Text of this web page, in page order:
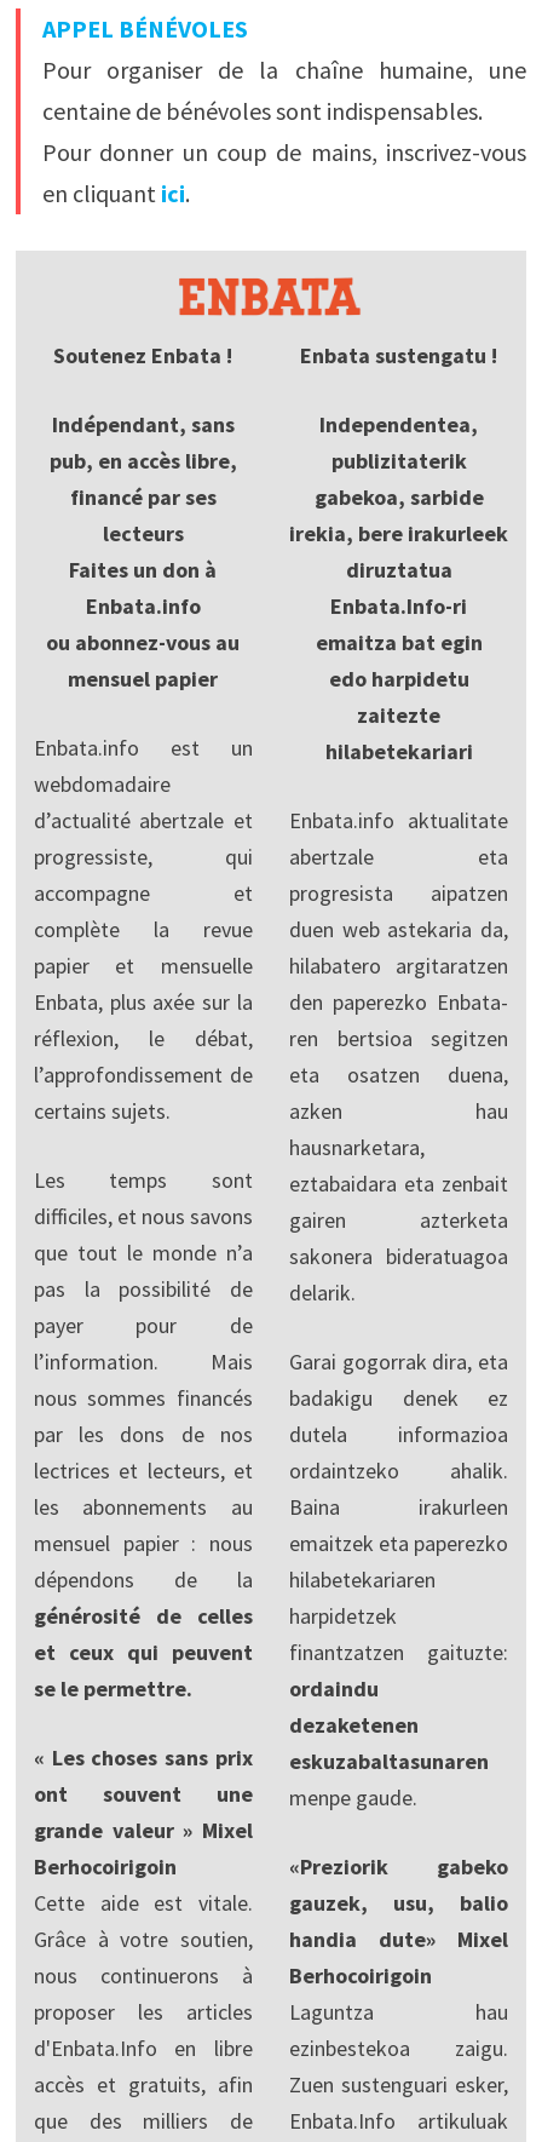
APPEL BÉNÉVOLES
Pour organiser de la chaîne humaine, une
centaine de bénévoles sont indispensables.
Pour donner un coup de mains, inscrivez-vous
en cliquant ici.
Soutenez Enbata !
Indépendant, sans
pub, en accès libre,
financé par ses
lecteurs
Faites un don à
Enbata.info
ou abonnez-vous au
mensuel papier
Enbata.info est un
webdomadaire
d’actualité abertzale et
progressiste, qui
accompagne et
complète la revue
papier et mensuelle
Enbata, plus axée sur la
réflexion, le débat,
l’approfondissement de
certains sujets.
Les temps sont
difficiles, et nous savons
que tout le monde n’a
pas la possibilité de
payer pour de
l’information. Mais
nous sommes financés
par les dons de nos
lectrices et lecteurs, et
les abonnements au
mensuel papier : nous
dépendons de la
générosité de celles
et ceux qui peuvent
se le permettre.
« Les choses sans prix
ont souvent une
grande valeur » Mixel
Berhocoirigoin
Cette aide est vitale.
Grâce à votre soutien,
nous continuerons à
proposer les articles
d'Enbata.Info en libre
accès et gratuits, afin
que des milliers de
Enbata sustengatu !
Independentea,
publizitaterik
gabekoa, sarbide
irekia, bere irakurleek
diruztatua
Enbata.Info-ri
emaitza bat egin
edo harpidetu
zaitezte
hilabetekariari
Enbata.info aktualitate
abertzale eta
progresista aipatzen
duen web astekaria da,
hilabatero argitaratzen
den paperezko Enbata-
ren bertsioa segitzen
eta osatzen duena,
azken hau
hausnarketara,
eztabaidara eta zenbait
gairen azterketa
sakonera bideratuagoa
delarik.
Garai gogorrak dira, eta
badakigu denek ez
dutela informazioa
ordaintzeko ahalik.
Baina irakurleen
emaitzek eta paperezko
hilabetekariaren
harpidetzek
finantzatzen gaituzte:
ordaindu
dezaketenen
eskuzabaltasunaren
menpe gaude.
«Preziorik gabeko
gauzek, usu, balio
handia dute» Mixel
Berhocoirigoin
Laguntza hau
ezinbestekoa zaigu.
Zuen sustenguari esker,
Enbata.Info artikuluak